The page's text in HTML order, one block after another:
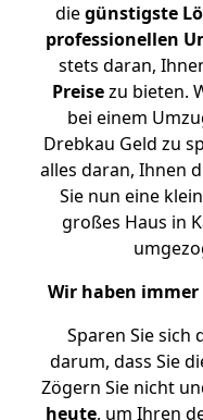
diegünstigste
professionellen
stets daran,
Preisezu bieten.
bei einem
Drebkau Geld zu
alles daran, Ihnen
Sie nun eine
großes Haus in
Wir haben
Sparen Sie sich
darum, dass Sie
Zögern Sie nicht
heute, um Ihren